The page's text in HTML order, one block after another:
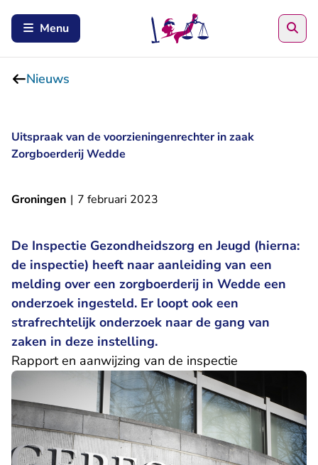
Menu
Nieuws
Uitspraak van de voorzieningenrechter in zaak
Zorgboerderij Wedde
Groningen | 7 februari 2023
De Inspectie Gezondheidszorg en Jeugd (hierna:
de inspectie) heeft naar aanleiding van een
melding over een zorgboerderij in Wedde een
onderzoek ingesteld. Er loopt ook een
strafrechtelijk onderzoek naar de gang van
zaken in deze instelling.
Rapport en aanwijzing van de inspectie